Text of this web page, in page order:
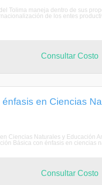
Tolima maneja dentro de sus
de los entes
Consultar Costo
en Ciencias
Ciencias Naturales y Educación
Básica con énfasis en ciencias
Consultar Costo